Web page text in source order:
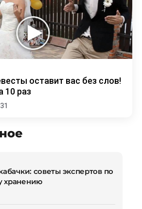
оставит вас без слов!
10 раз
31
советы экспертов по
хранению